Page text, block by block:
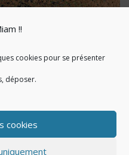
!!
cookies pour se présenter
déposer.
cookies